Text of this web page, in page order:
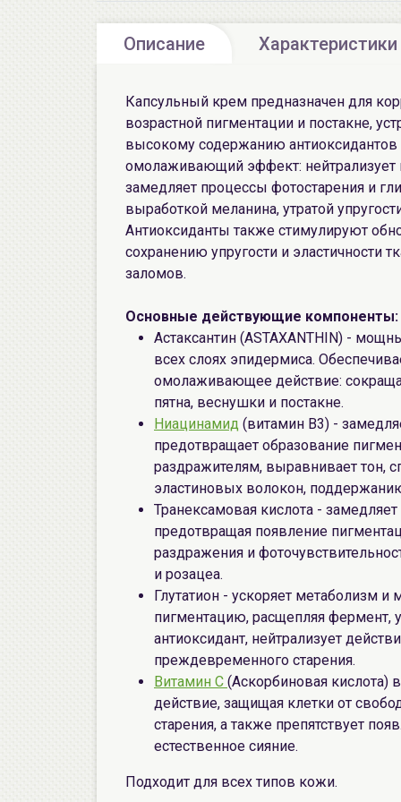
Описание Характеристики
Капсульный крем предназначен для
возрастной пигментации и постакне,
высокому содержанию
омолаживающий эффект: нейтрализует
замедляет процессы фотостарения и
выработкой меланина, утратой
Антиоксиданты также стимулируют
сохранению упругости и эластичности
заломов.
Основные действующие компоненты:
Астаксантин (ASTAXANTHIN) -
всех слоях эпидермиса.
омолаживающее действие:
пятна, веснушки и постакне.
Ниацинамид (витамин B3) -
предотвращает образование
раздражителям, выравнивает тон,
эластиновых волокон,
Транексамовая кислота -
предотвращая появление
раздражения и
и розацеа.
Глутатион - ускоряет метаболизм
пигментацию, расщепляя
антиоксидант, нейтрализует
преждевременного старения.
Витамин С (Аскорбиновая кислота)
действие, защищая клетки от
старения, а также препятствует
естественное сияние.
Подходит для всех типов кожи.